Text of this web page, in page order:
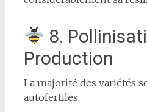
8.
Production
La majorité des variétés
autofertiles.